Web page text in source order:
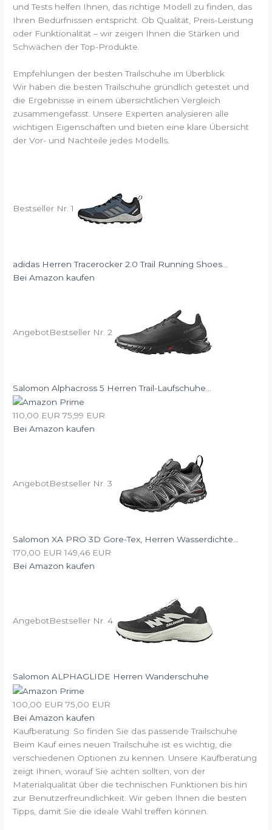
und Tests helfen Ihnen, das richtige Modell zu finden, das
Ihren Bedürfnissen entspricht. Ob Qualität, Preis-Leistung
oder Funktionalität – wir zeigen Ihnen die Stärken und
Schwächen der Top-Produkte.
Empfehlungen der besten Trailschuhe im Überblick
Wir haben die besten Trailschuhe gründlich getestet und
die Ergebnisse in einem übersichtlichen Vergleich
zusammengefasst. Unsere Experten analysieren alle
wichtigen Eigenschaften und bieten eine klare Übersicht
der Vor- und Nachteile jedes Modells.
Bestseller Nr. 1
adidas Herren Tracerocker 2.0 Trail Running Shoes...
Bei Amazon kaufen
AngebotBestseller Nr. 2
Salomon Alphacross 5 Herren Trail-Laufschuhe...
110,00 EUR 75,99 EUR
Bei Amazon kaufen
AngebotBestseller Nr. 3
Salomon XA PRO 3D Gore-Tex, Herren Wasserdichte...
170,00 EUR 149,46 EUR
Bei Amazon kaufen
AngebotBestseller Nr. 4
Salomon ALPHAGLIDE Herren Wanderschuhe
100,00 EUR 75,00 EUR
Bei Amazon kaufen
Kaufberatung: So finden Sie das passende Trailschuhe
Beim Kauf eines neuen Trailschuhe ist es wichtig, die
verschiedenen Optionen zu kennen. Unsere Kaufberatung
zeigt Ihnen, worauf Sie achten sollten, von der
Materialqualität über die technischen Funktionen bis hin
zur Benutzerfreundlichkeit. Wir geben Ihnen die besten
Tipps, damit Sie die ideale Wahl treffen können.